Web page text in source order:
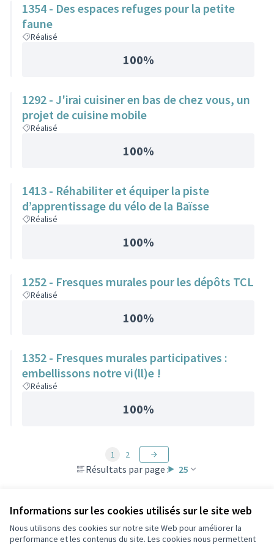
Informations sur les cookies utilisés sur le site web
Nous utilisons des cookies sur notre site Web pour améliorer la
performance et les contenus du site. Les cookies nous permettent
1354 - Des espaces refuges pour la petite
faune
Réalisé
100%
1292 - J'irai cuisiner en bas de chez vous, un
projet de cuisine mobile
Réalisé
100%
1413 - Réhabiliter et équiper la piste
d’apprentissage du vélo de la Baïsse
Réalisé
100%
1252 - Fresques murales pour les dépôts TCL
Réalisé
100%
1352 - Fresques murales participatives :
embellissons notre vi(ll)e !
Réalisé
100%
Résultats par page : 25
1 2
Conditions d'utilisation
Paramètres des cookies